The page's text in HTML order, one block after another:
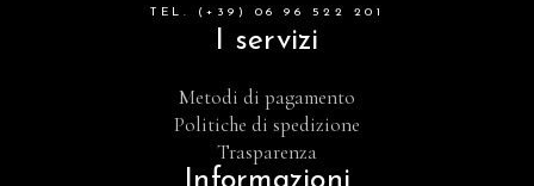
TEL. (+39) 06 96 522 201
I servizi
Metodi di pagamento
Politiche di spedizione
Trasparenza